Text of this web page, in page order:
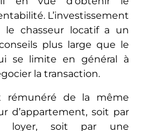
L’investissement
le chasseur locatif a un
plus large que le
se limite en général à
la transaction.
rémunéré de la même
d’appartement, soit par
loyer, soit par une